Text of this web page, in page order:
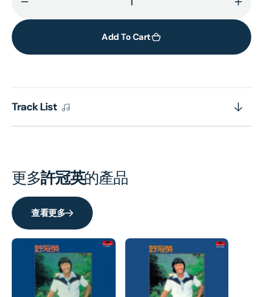
quantity
錢
(環
球
for
錢
(環
球
Add To Cart
Track List
更多許冠英的產品
查看更多